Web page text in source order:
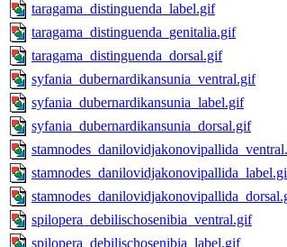
taragama_distinguenda_label.gif
taragama_distinguenda_genitalia.gif
taragama_distinguenda_dorsal.gif
syfania_dubernardikansunia_ventral.gif
syfania_dubernardikansunia_label.gif
syfania_dubernardikansunia_dorsal.gif
spilopera_debilischosenibia_ventral.gif
spilopera_debilischosenibia_label.gif